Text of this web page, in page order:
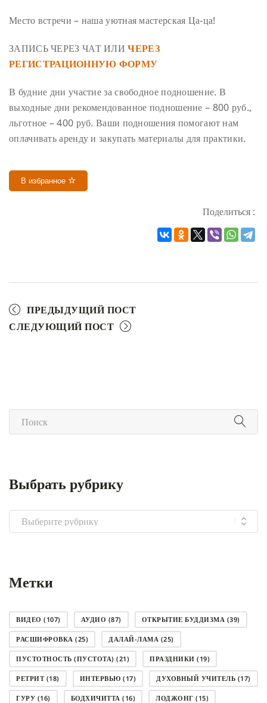
Место встречи – наша уютная мастерская Ца-ца!
ЗАПИСЬ ЧЕРЕЗ ЧАТ ИЛИ ЧЕРЕЗ
РЕГИСТРАЦИОННУЮ ФОРМУ
В будние дни участие за свободное подношение. В
выходные дни рекомендованное подношение – 800 руб.,
льготное – 400 руб. Ваши подношения помогают нам
оплачивать аренду и закупать материалы для практики.
В избранное
Поделиться :
ПРЕДЫДУЩИЙ ПОСТ
СЛЕДУЮЩИЙ ПОСТ
Выбрать рубрику
Выбрать
рубрику
Метки
ВИДЕО (107) АУДИО (87) ОТКРЫТИЕ БУДДИЗМА (39)
РАСШИФРОВКА (25) ДАЛАЙ-ЛАМА (25)
ПУСТОТНОСТЬ (ПУСТОТА) (21) ПРАЗДНИКИ (19)
РЕТРИТ(18) ИНТЕРВЬЮ (17) ДУХОВНЫЙ УЧИТЕЛЬ (17)
ГУРУ (16) БОДХИЧИТТА (16) ЛОДЖОНГ (15)